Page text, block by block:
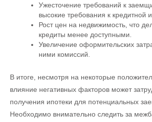
Ужесточение требований к
высокие требования к кредитной
Рост цен на недвижимость, что
кредиты менее доступными.
Увеличение оформительских
ними комиссий.
В итоге, несмотря на некоторые
влияние негативных факторов может
получения ипотеки для потенциальных
Необходимо внимательно следить за